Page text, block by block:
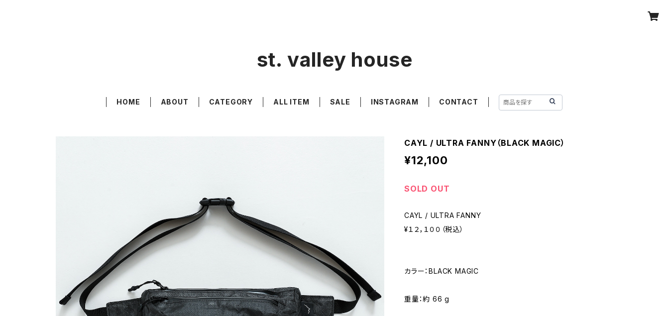
st. valley house
HOME ABOUT CATEGORY ALL ITEM SALE INSTAGRAM CONTACT
CAYL / ULTRA FANNY（BLACK MAGIC）
¥12,100
SOLD OUT
CAYL / ULTRA FANNY
¥１２，１００（税込）
カラー：BLACK MAGIC
重量：約 66 g